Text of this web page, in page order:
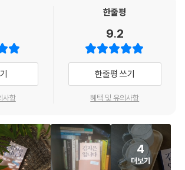
로 했습니까?
실 괜찮지 않다 / 어느새 1년 / 미세먼지가 반갑다 /
/ 산지옥, 강박 / 할 수 있는 것, 할 수 없는 것 / 가
, 냉동식품, 포장 음식 / 모자를 처음 벗은 날, 바람
보호를 느끼다 / 세탁소: 이름을 말하는 일 / 작은 위
휘휘 글을 쓴다 / 다시 봄, 끝나지 않은 여정 / 여름,
계절 / 팔찌 / 테러 / 나는 건강해야만 한다 / 공허 /
사항
한줄평
9.2
한줄평 쓰기
혜택 및 유의사항
4
더보기